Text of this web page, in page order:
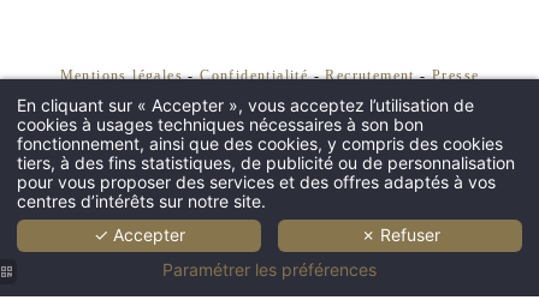
Mentions légales-Confidentialité-Recrutement-Presse
©2026 Domaine des Saints Pères - Design byMMCreation
ACCUEIL
DOMAINE
CHAMBRES
RESTAURANT & BAR
MARIAGE
SÉMINAIRE
En cliquant sur « Accepter », vous acceptez l’utilisation de
cookies à usages techniques nécessaires à son bon
fonctionnement, ainsi que des cookies, y compris des cookies
tiers, à des fins statistiques, de publicité ou de personnalisation
pour vous proposer des services et des offres adaptés à vos
centres d’intérêts sur notre site.
✓ Accepter
✗ Refuser
Paramétrer les préférences